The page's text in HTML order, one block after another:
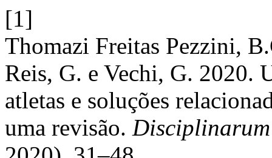
[1]
Thomazi Freitas Pezzini,
Reis, G. e Vechi, G. 2020.
atletas e soluções
uma revisão.